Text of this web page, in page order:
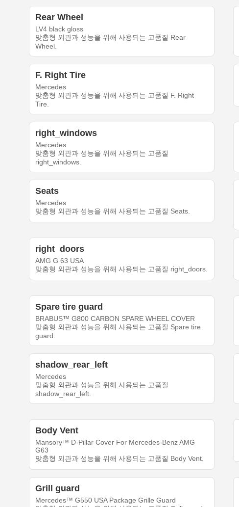
Rear Wheel
LV4 black gloss
맞춤형 외관과 성능을 위해 사용되는 고품질 Rear
Wheel.
F. Right Tire
Mercedes
맞춤형 외관과 성능을 위해 사용되는 고품질 F. Right
Tire.
right_windows
Mercedes
맞춤형 외관과 성능을 위해 사용되는 고품질
right_windows.
Seats
Mercedes
맞춤형 외관과 성능을 위해 사용되는 고품질 Seats.
right_doors
AMG G 63 USA
맞춤형 외관과 성능을 위해 사용되는 고품질 right_doors.
Spare tire guard
BRABUS™ G800 CARBON SPARE WHEEL COVER
맞춤형 외관과 성능을 위해 사용되는 고품질 Spare tire
guard.
shadow_rear_left
Mercedes
맞춤형 외관과 성능을 위해 사용되는 고품질
shadow_rear_left.
Body Vent
Mansory™ D-Pillar Cover For Mercedes-Benz AMG
G63
맞춤형 외관과 성능을 위해 사용되는 고품질 Body Vent.
Grill guard
Mercedes™ G550 USA Package Grille Guard